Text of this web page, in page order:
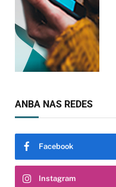
ANBA NAS REDES
Facebook
Instagram